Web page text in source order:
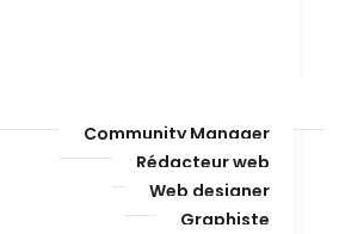
Community Manager
Rédacteur web
Web designer
Graphiste